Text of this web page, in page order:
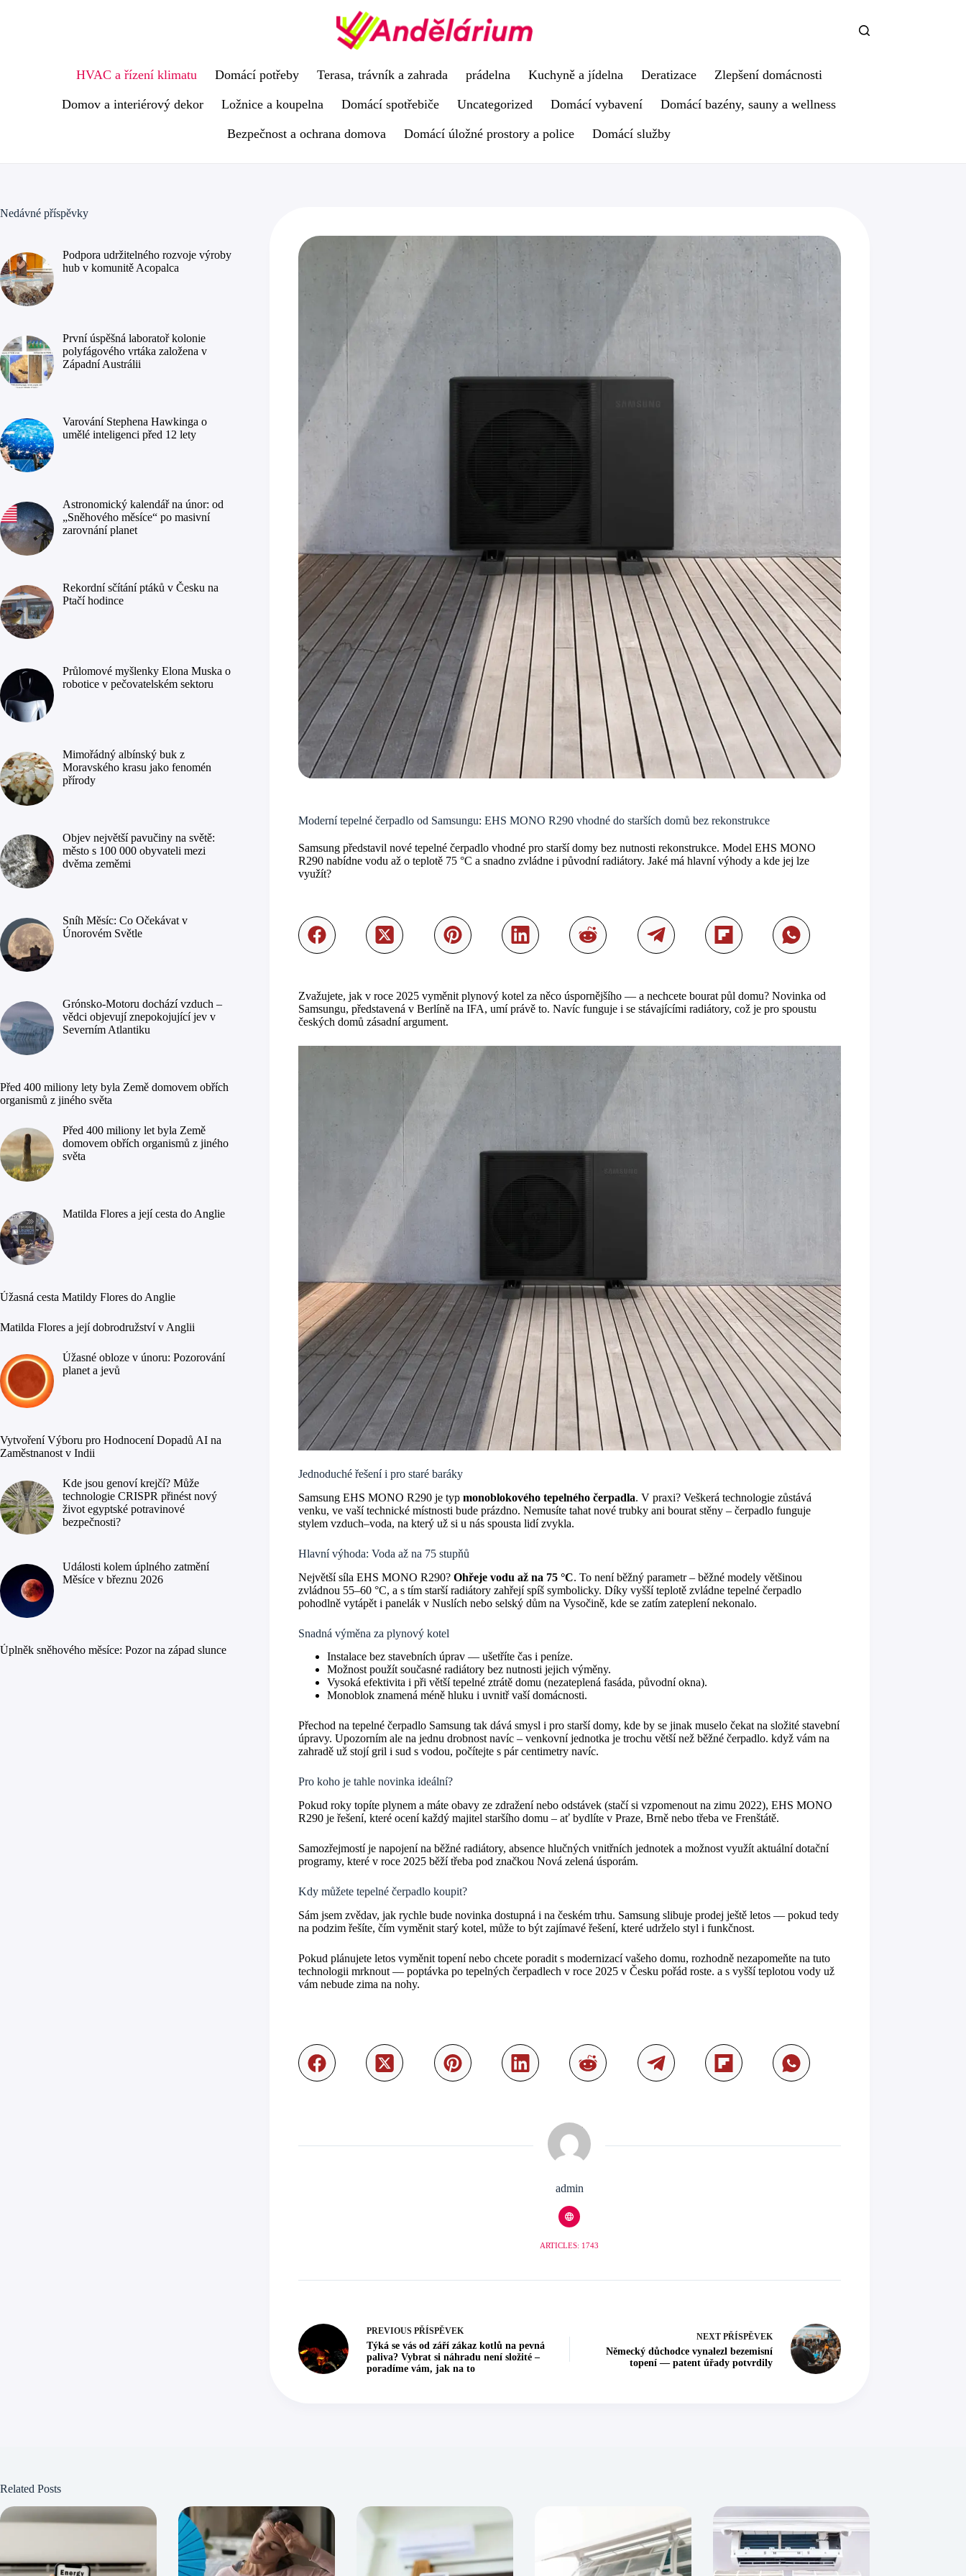
HVAC a řízení klimatu Domácí potřeby Terasa, trávník a zahrada prádelna Kuchyně a jídelna Deratizace Zlepšení domácnosti
Domov a interiérový dekor Ložnice a koupelna Domácí spotřebiče Uncategorized Domácí vybavení Domácí bazény, sauny a wellness
Bezpečnost a ochrana domova Domácí úložné prostory a police Domácí služby
Moderní tepelné čerpadlo od Samsungu: EHS MONO R290 vhodné do starších domů bez rekonstrukce
Samsung představil nové tepelné čerpadlo vhodné pro starší domy bez nutnosti rekonstrukce. Model EHS MONO
R290 nabídne vodu až o teplotě 75 °C a snadno zvládne i původní radiátory. Jaké má hlavní výhody a kde jej lze
využít?
Zvažujete, jak v roce 2025 vyměnit plynový kotel za něco úspornějšího — a nechcete bourat půl domu? Novinka od
Samsungu, představená v Berlíně na IFA, umí právě to. Navíc funguje i se stávajícími radiátory, což je pro spoustu
českých domů zásadní argument.
Jednoduché řešení i pro staré baráky
Samsung EHS MONO R290 je typ monoblokového tepelného čerpadla. V praxi? Veškerá technologie zůstává
venku, ve vaší technické místnosti bude prázdno. Nemusíte tahat nové trubky ani bourat stěny – čerpadlo funguje
stylem vzduch–voda, na který už si u nás spousta lidí zvykla.
Hlavní výhoda: Voda až na 75 stupňů
Největší síla EHS MONO R290? Ohřeje vodu až na 75 °C. To není běžný parametr – běžné modely většinou
zvládnou 55–60 °C, a s tím starší radiátory zahřejí spíš symbolicky. Díky vyšší teplotě zvládne tepelné čerpadlo
pohodlně vytápět i panelák v Nuslích nebo selský dům na Vysočině, kde se zatím zateplení nekonalo.
Snadná výměna za plynový kotel
Instalace bez stavebních úprav — ušetříte čas i peníze.
Možnost použít současné radiátory bez nutnosti jejich výměny.
Vysoká efektivita i při větší tepelné ztrátě domu (nezateplená fasáda, původní okna).
Monoblok znamená méně hluku i uvnitř vaší domácnosti.
Přechod na tepelné čerpadlo Samsung tak dává smysl i pro starší domy, kde by se jinak muselo čekat na složité stavební
úpravy. Upozorním ale na jednu drobnost navíc – venkovní jednotka je trochu větší než běžné čerpadlo. když vám na
zahradě už stojí gril i sud s vodou, počítejte s pár centimetry navíc.
Pro koho je tahle novinka ideální?
Pokud roky topíte plynem a máte obavy ze zdražení nebo odstávek (stačí si vzpomenout na zimu 2022), EHS MONO
R290 je řešení, které ocení každý majitel staršího domu – ať bydlíte v Praze, Brně nebo třeba ve Frenštátě.
Samozřejmostí je napojení na běžné radiátory, absence hlučných vnitřních jednotek a možnost využít aktuální dotační
programy, které v roce 2025 běží třeba pod značkou Nová zelená úsporám.
Kdy můžete tepelné čerpadlo koupit?
Sám jsem zvědav, jak rychle bude novinka dostupná i na českém trhu. Samsung slibuje prodej ještě letos — pokud tedy
na podzim řešíte, čím vyměnit starý kotel, může to být zajímavé řešení, které udrželo styl i funkčnost.
Pokud plánujete letos vyměnit topení nebo chcete poradit s modernizací vašeho domu, rozhodně nezapomeňte na tuto
technologii mrknout — poptávka po tepelných čerpadlech v roce 2025 v Česku pořád roste. a s vyšší teplotou vody už
vám nebude zima na nohy.
admin
ARTICLES: 1743
PREVIOUS PŘÍSPĚVEK
Týká se vás od září zákaz kotlů na pevná
paliva? Vybrat si náhradu není složité –
poradíme vám, jak na to
NEXT PŘÍSPĚVEK
Německý důchodce vynalezl bezemisní
topení — patent úřady potvrdily
Nedávné příspěvky
Podpora udržitelného rozvoje výroby
hub v komunitě Acopalca
První úspěšná laboratoř kolonie
polyfágového vrtáka založena v
Západní Austrálii
Varování Stephena Hawkinga o
umělé inteligenci před 12 lety
Astronomický kalendář na únor: od
„Sněhového měsíce“ po masivní
zarovnání planet
Rekordní sčítání ptáků v Česku na
Ptačí hodince
Průlomové myšlenky Elona Muska o
robotice v pečovatelském sektoru
Mimořádný albínský buk z
Moravského krasu jako fenomén
přírody
Objev největší pavučiny na světě:
město s 100 000 obyvateli mezi
dvěma zeměmi
Sníh Měsíc: Co Očekávat v
Únorovém Světle
Grónsko-Motoru dochází vzduch –
vědci objevují znepokojující jev v
Severním Atlantiku
Před 400 miliony lety byla Země domovem obřích
organismů z jiného světa
Před 400 miliony let byla Země
domovem obřích organismů z jiného
světa
Matilda Flores a její cesta do Anglie
Úžasná cesta Matildy Flores do Anglie
Matilda Flores a její dobrodružství v Anglii
Úžasné obloze v únoru: Pozorování
planet a jevů
Vytvoření Výboru pro Hodnocení Dopadů AI na
Zaměstnanost v Indii
Kde jsou genoví krejčí? Může
technologie CRISPR přinést nový
život egyptské potravinové
bezpečnosti?
Události kolem úplného zatmění
Měsíce v březnu 2026
Úplněk sněhového měsíce: Pozor na západ slunce
Related Posts